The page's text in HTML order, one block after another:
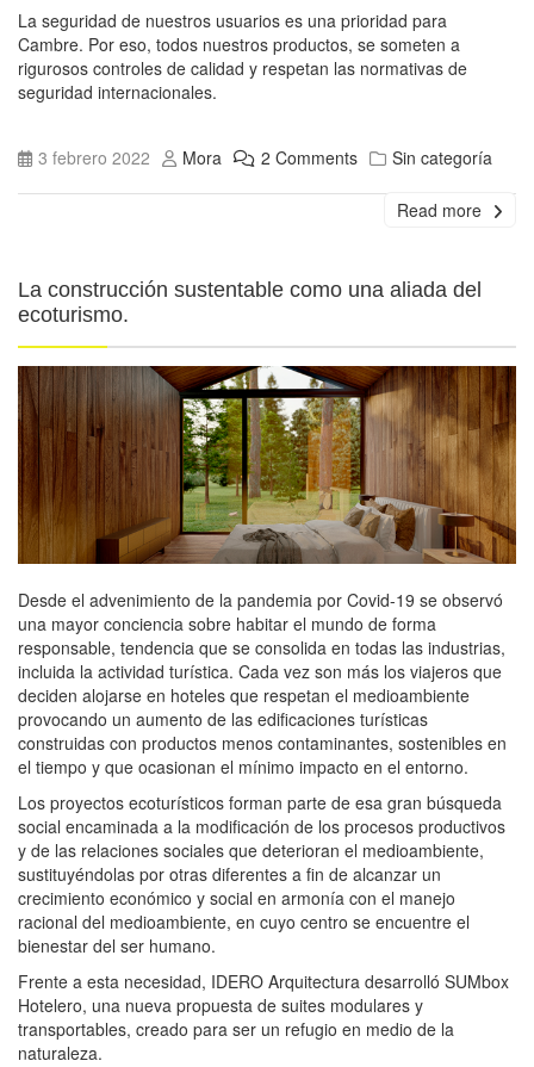
La seguridad de nuestros usuarios es una prioridad para
Cambre. Por eso, todos nuestros productos, se someten a
rigurosos controles de calidad y respetan las normativas de
seguridad internacionales.
3 febrero 2022 Mora 2 Comments Sin categoría
Read more
La construcción sustentable como una aliada del
ecoturismo.
Desde el advenimiento de la pandemia por Covid-19 se observó
una mayor conciencia sobre habitar el mundo de forma
responsable, tendencia que se consolida en todas las industrias,
incluida la actividad turística. Cada vez son más los viajeros que
deciden alojarse en hoteles que respetan el medioambiente
provocando un aumento de las edificaciones turísticas
construidas con productos menos contaminantes, sostenibles en
el tiempo y que ocasionan el mínimo impacto en el entorno.
Los proyectos ecoturísticos forman parte de esa gran búsqueda
social encaminada a la modificación de los procesos productivos
y de las relaciones sociales que deterioran el medioambiente,
sustituyéndolas por otras diferentes a fin de alcanzar un
crecimiento económico y social en armonía con el manejo
racional del medioambiente, en cuyo centro se encuentre el
bienestar del ser humano.
Frente a esta necesidad, IDERO Arquitectura desarrolló SUMbox
Hotelero, una nueva propuesta de suites modulares y
transportables, creado para ser un refugio en medio de la
naturaleza.